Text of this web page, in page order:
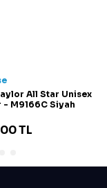
All Star Unisex
- M9166C Siyah
TL